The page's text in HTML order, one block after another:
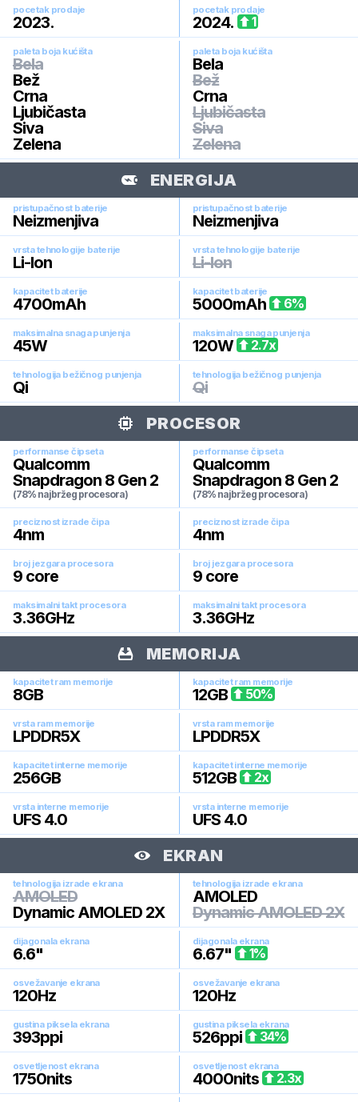
pocetak prodaje
2023.
pocetak prodaje
2024. 1
paleta boja kućišta
Bela
Bež
Crna
Ljubičasta
Siva
Zelena
paleta boja kućišta
Bela
Bež
Crna
Ljubičasta
Siva
Zelena
ENERGIJA
pristupačnost baterije
Neizmenjiva
pristupačnost baterije
Neizmenjiva
vrsta tehnologije baterije
Li-Ion
vrsta tehnologije baterije
Li-Ion
kapacitet baterije
4700mAh
kapacitet baterije
5000mAh 6%
maksimalna snaga punjenja
45W
maksimalna snaga punjenja
120W 2.7x
tehnologija bežičnog punjenja
Qi
tehnologija bežičnog punjenja
Qi
PROCESOR
performanse čipseta
Qualcomm
Snapdragon 8 Gen 2
(78% najbržeg procesora)
performanse čipseta
Qualcomm
Snapdragon 8 Gen 2
(78% najbržeg procesora)
preciznost izrade čipa
4nm
preciznost izrade čipa
4nm
broj jezgara procesora
9 core
broj jezgara procesora
9 core
maksimalni takt procesora
3.36GHz
maksimalni takt procesora
3.36GHz
MEMORIJA
kapacitet ram memorije
8GB
kapacitet ram memorije
12GB 50%
vrsta ram memorije
LPDDR5X
vrsta ram memorije
LPDDR5X
kapacitet interne memorije
256GB
kapacitet interne memorije
512GB 2x
vrsta interne memorije
UFS 4.0
vrsta interne memorije
UFS 4.0
EKRAN
tehnologija izrade ekrana
AMOLED
Dynamic AMOLED 2X
tehnologija izrade ekrana
AMOLED
Dynamic AMOLED 2X
dijagonala ekrana
6.6"
dijagonala ekrana
6.67" 1%
osvežavanje ekrana
120Hz
osvežavanje ekrana
120Hz
gustina piksela ekrana
393ppi
gustina piksela ekrana
526ppi 34%
osvetljenost ekrana
1750nits
osvetljenost ekrana
4000nits 2.3x